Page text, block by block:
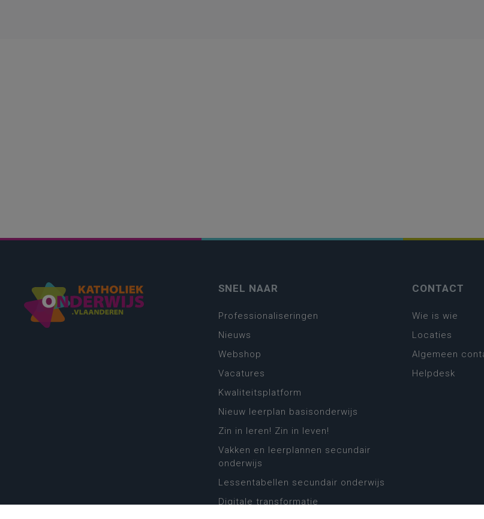
SNEL NAAR
Professionaliseringen
Nieuws
Webshop
Vacatures
Kwaliteitsplatform
Nieuw leerplan basisonderwijs
Zin in leren! Zin in leven!
Vakken en leerplannen secundair
onderwijs
Lessentabellen secundair onderwijs
Digitale transformatie
CONTACT
Wie is wie
Locaties
Algemeen
Helpdesk